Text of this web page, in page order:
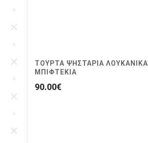
ΤΟΥΡΤΑ ΨΗΣΤΑΡΙΆ ΛΟΥΚΆΝΙΚΑ
ΜΠΙΦΤΈΚΙΑ
90.00€